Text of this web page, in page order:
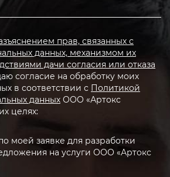
прав, связанных с
данных, механизмом их
дачи согласия или отказа
согласие на обработку моих
в соответствии с Политикой
данных ООО «Артокс
целях:
моей заявке для разработки
на услуги ООО «Артокс